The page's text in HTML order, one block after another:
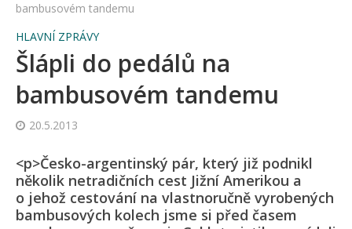
bambusovém tandemu
HLAVNÍ ZPRÁVY
Šlápli do pedálů na
bambusovém tandemu
20.5.2013
<p>Česko-argentinský pár, který již podnikl
několik netradičních cest Jižní Amerikou a
o jehož cestování na vlastnoručně vyrobených
bambusových kolech jsme si před časem